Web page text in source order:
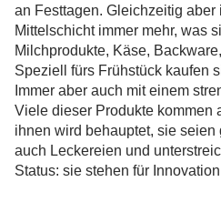
an Festtagen. Gleichzeitig aber
Mittelschicht immer mehr, was
Milchprodukte, Käse,
Speziell fürs Frühstück kaufen
Immer aber auch mit einem
Viele dieser Produkte kommen
ihnen wird behauptet, sie
auch Leckereien und
Status: sie stehen für